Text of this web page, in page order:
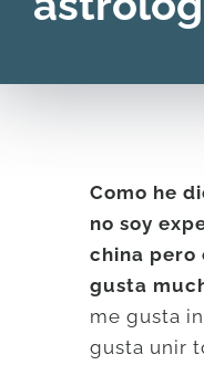
CONTACTO
Carrito
Como he
no soy
china pero
gusta
me gusta
gusta unir